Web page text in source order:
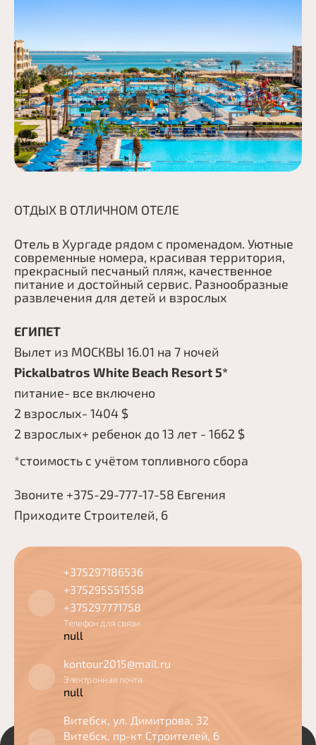
Россия
Китай
ОАЭ
Грузия
Все страны
О нас
Команда
Контакты
Поиск
null
null
+375297186536
+375295551558null
+375297771758 null
Витебск, ул. Димитрова, 32
Витебск, пр-кт Строителей, 6
ОТДЫХ В ОТЛИЧНОМ ОТЕЛЕ
Отель в Хургаде рядом с променадом. Уютные
современные номера, красивая территория,
прекрасный песчаный пляж, качественное
питание и достойный сервис. Разнообразные
развлечения для детей и взрослых
ЕГИПЕТ
Вылет из МОСКВЫ 16.01 на 7 ночей
Pickalbatros White Beach Resort 5*
питание- все включено
2 взрослых- 1404 $
2 взрослых+ ребенок до 13 лет - 1662 $
*стоимость с учётом топливного сбора
Звоните +375-29-777-17-58 Евгения
Приходите Строителей, 6
+375297186536
+375295551558
+375297771758
Телефон для связи
null
kontour2015@mail.ru
Электронная почта
null
Витебск, ул. Димитрова, 32
Витебск, пр-кт Строителей, 6